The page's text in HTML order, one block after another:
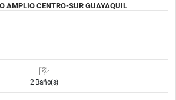
AMPLIO CENTRO-SUR GUAYAQUIL
2 Baño(s)